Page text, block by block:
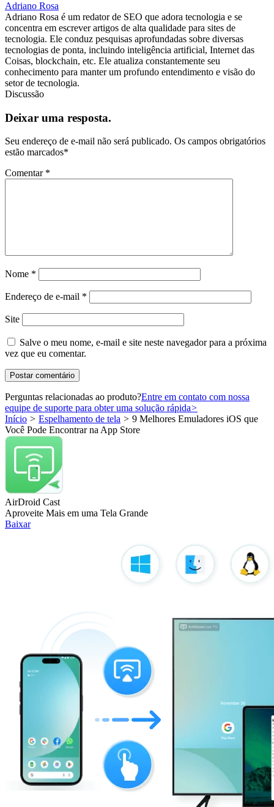
Adriano Rosa
Adriano Rosa é um redator de SEO que adora tecnologia e se
concentra em escrever artigos de alta qualidade para sites de
tecnologia. Ele conduz pesquisas aprofundadas sobre diversas
tecnologias de ponta, incluindo inteligência artificial, Internet das
Coisas, blockchain, etc. Ele atualiza constantemente seu
conhecimento para manter um profundo entendimento e visão do
setor de tecnologia.
Discussão
Deixar uma resposta.
Seu endereço de e-mail não será publicado. Os campos obrigatórios
estão marcados*
Comentar *
Nome *
Endereço de e-mail *
Site
Salve o meu nome, e-mail e site neste navegador para a próxima
vez que eu comentar.
Perguntas relacionadas ao produto?Entre em contato com nossa
equipe de suporte para obter uma solução rápida>
Início > Espelhamento de tela > 9 Melhores Emuladores iOS que
Você Pode Encontrar na App Store
AirDroid Cast
Aproveite Mais em uma Tela Grande
Baixar